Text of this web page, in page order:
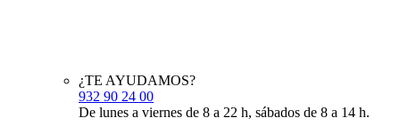
¿TE AYUDAMOS?
932 90 24 00
De lunes a viernes de 8 a 22 h, sábados de 8 a 14 h.